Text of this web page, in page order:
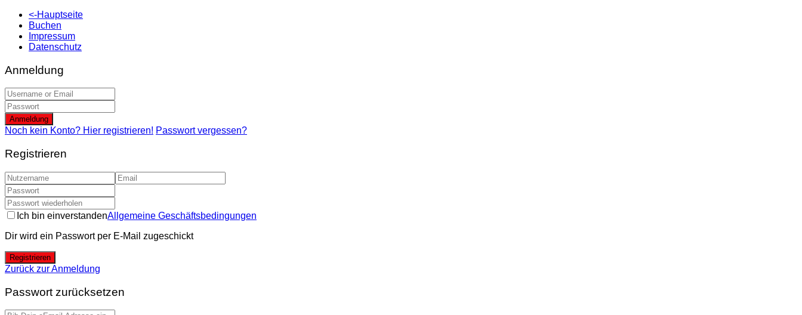
<-Hauptseite
Buchen
Impressum
Datenschutz
Anmeldung
Anmeldung
Noch kein Konto? Hier registrieren! Passwort vergessen?
Registrieren
Ich bin einverstandenAllgemeine Geschäftsbedingungen
Dir wird ein Passwort per E-Mail zugeschickt
Registrieren
Zurück zur Anmeldung
Passwort zurücksetzen